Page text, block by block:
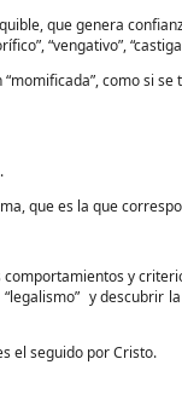
que genera
“vengativo”,
como si se
que es la que
y
y descubrir
seguido por Cristo.